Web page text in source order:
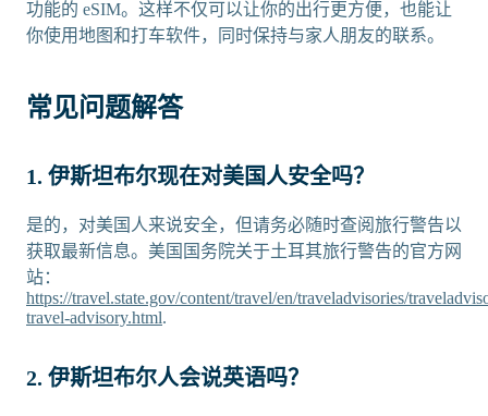
功能的 eSIM。这样不仅可以让你的出行更方便，也能让
你使用地图和打车软件，同时保持与家人朋友的联系。
常见问题解答
1. 伊斯坦布尔现在对美国人安全吗？
是的，对美国人来说安全，但请务必随时查阅旅行警告以
获取最新信息。美国国务院关于土耳其旅行警告的官方网
站：
https://travel.state.gov/content/travel/en/traveladvisories/
travel-advisory.html.
2. 伊斯坦布尔人会说英语吗？